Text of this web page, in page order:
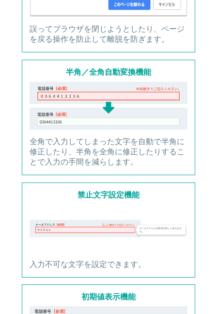
誤ってブラウザを閉じようとしたり、ページ
を戻る操作を防止して離脱を防ぎます。
半角／全角自動変換機能
全角で入力してしまった文字を自動で半角に
修正したり、半角を全角に修正したりするこ
とで入力の手間を減らします。
禁止文字設定機能
入力不可な文字を設定できます。
初期値表示機能